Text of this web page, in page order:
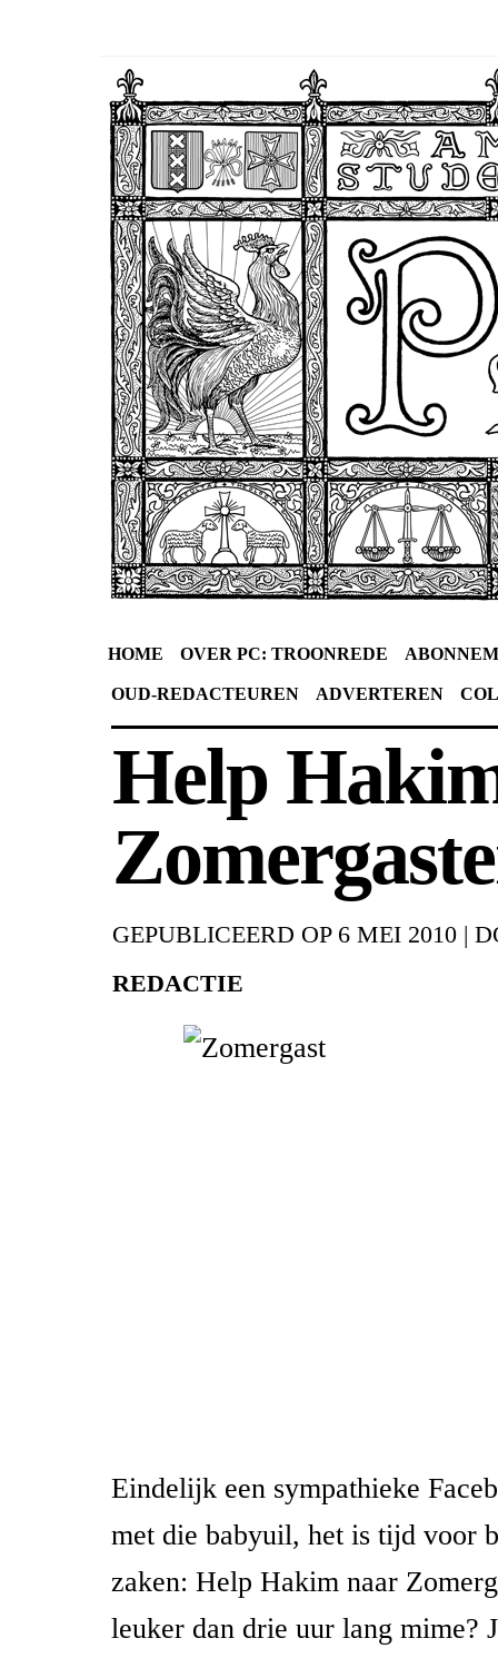
HOME OVER PC: TROONREDE
OUD-REDACTEUREN ADVERTEREN
Help
GEPUBLICEERD OP 6 MEI 2010 |
REDACTIE
Eindelijk een sympathieke
met die babyuil, het is tijd voor
zaken: Help Hakim naar
leuker dan drie uur lang mime?